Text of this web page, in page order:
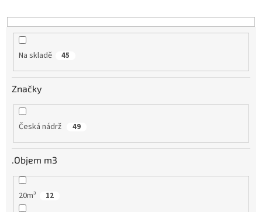
t
ů
Na skladě 45
Značky
Česká nádrž 49
.Objem m3
20m³ 12